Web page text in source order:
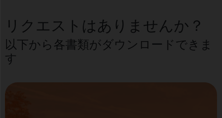
リクエストはありませんか？
以下から各書類がダウンロードできま
す